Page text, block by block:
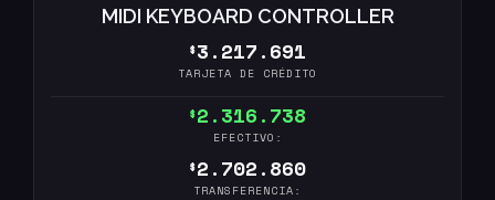
MIDI KEYBOARD CONTROLLER
$3.217.691
TARJETA DE CRÉDITO
$2.316.738
EFECTIVO:
$2.702.860
TRANSFERENCIA: